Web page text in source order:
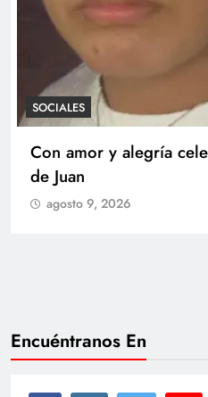
SOCIALES
Con amor y alegría
de Juan
agosto 9, 2026
Encuéntranos En